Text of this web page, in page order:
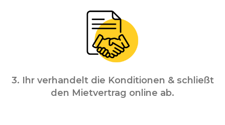
3. Ihr verhandelt die Konditionen & schließt
den Mietvertrag online ab.